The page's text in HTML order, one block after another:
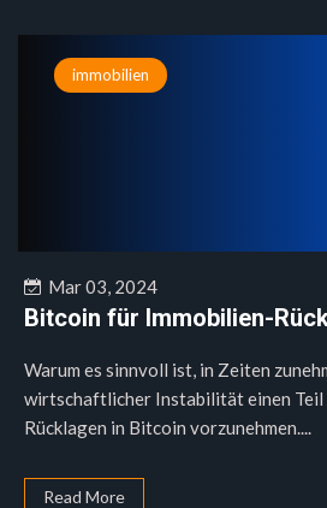
immobilien
Mar 03, 2024
Bitcoin für Immobilien-
Warum es sinnvoll ist, in Zeiten
wirtschaftlicher Instabilität einen Teil
Rücklagen in Bitcoin vorzunehmen....
Read More